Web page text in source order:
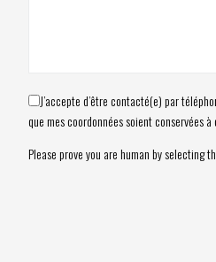
J’accepte d’être contacté(e) par
que mes coordonnées soient conservées
Please prove you are human by selecting